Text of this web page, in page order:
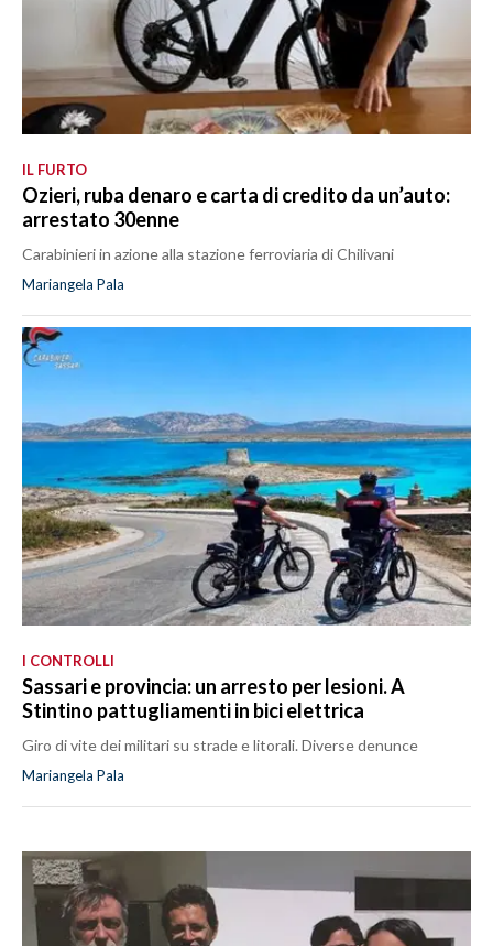
IL FURTO
Ozieri, ruba denaro e carta di credito da un’auto:
arrestato 30enne
Carabinieri in azione alla stazione ferroviaria di Chilivani
Mariangela Pala
I CONTROLLI
Sassari e provincia: un arresto per lesioni. A
Stintino pattugliamenti in bici elettrica
Giro di vite dei militari su strade e litorali. Diverse denunce
Mariangela Pala